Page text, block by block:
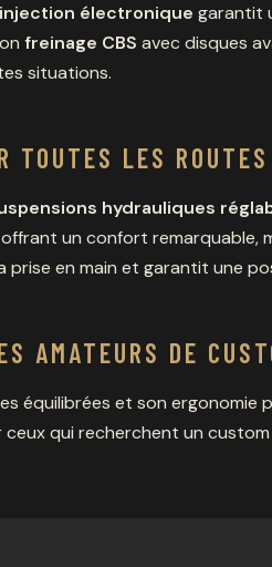
injection électronique garantit
freinage CBS avec disques
situations.
TOUTES LES ROUTES
hydrauliques
un confort remarquable,
prise en main et garantit une
AMATEURS DE
équilibrées et son ergonomie
qui recherchent un